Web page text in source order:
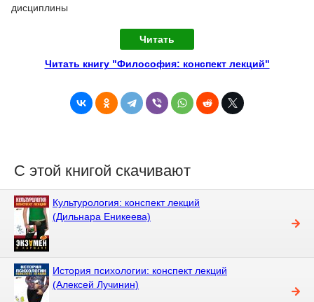
дисциплины
Читать
Читать книгу "Философия: конспект лекций"
С этой книгой скачивают
Культурология: конспект лекций
(Дильнара Еникеева)
История психологии: конспект лекций
(Алексей Лучинин)